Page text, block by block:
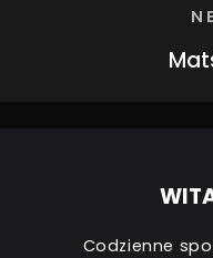
Codzienne